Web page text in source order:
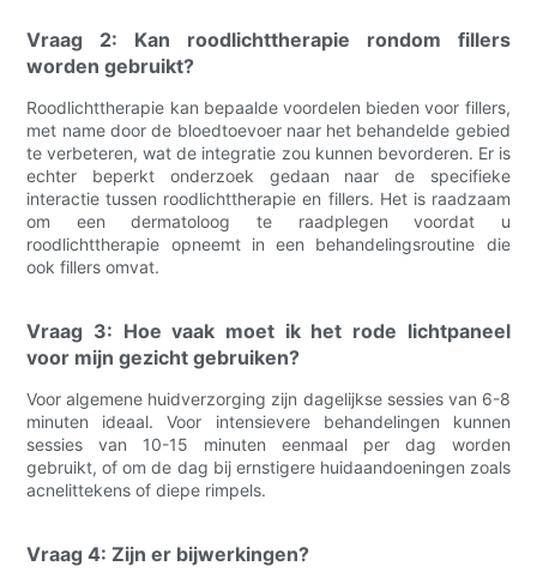
Vraag 2: Kan roodlichttherapie rondom fillers
worden gebruikt?
Roodlichttherapie kan bepaalde voordelen bieden voor fillers,
met name door de bloedtoevoer naar het behandelde gebied
te verbeteren, wat de integratie zou kunnen bevorderen. Er is
echter beperkt onderzoek gedaan naar de specifieke
interactie tussen roodlichttherapie en fillers. Het is raadzaam
om een ​​dermatoloog te raadplegen voordat u
roodlichttherapie opneemt in een behandelingsroutine die
ook fillers omvat.
Vraag 3: Hoe vaak moet ik het rode lichtpaneel
voor mijn gezicht gebruiken?
Voor algemene huidverzorging zijn dagelijkse sessies van 6-8
minuten ideaal. Voor intensievere behandelingen kunnen
sessies van 10-15 minuten eenmaal per dag worden
gebruikt, of om de dag bij ernstigere huidaandoeningen zoals
acnelittekens of diepe rimpels.
Vraag 4: Zijn er bijwerkingen?